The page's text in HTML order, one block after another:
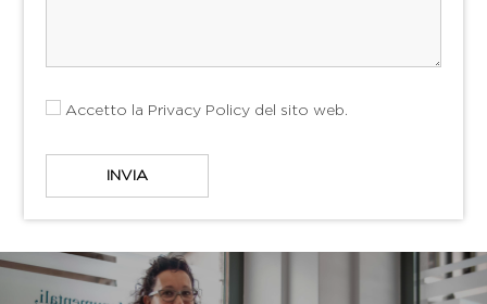
Accetto la Privacy Policy del sito web.